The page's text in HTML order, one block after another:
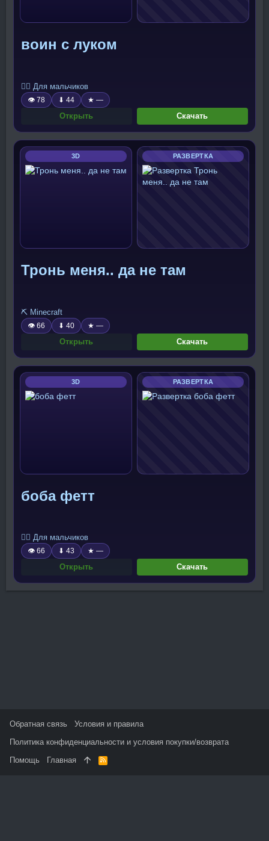
воин с луком
🧍‍♂️ Для мальчиков
👁 78 ⬇ 44 ★ —
Открыть Скачать
3D РАЗВЕРТКА
Тронь меня.. да не там
⛏️ Minecraft
👁 66 ⬇ 40 ★ —
Открыть Скачать
3D РАЗВЕРТКА
боба фетт
🧍‍♂️ Для мальчиков
👁 66 ⬇ 43 ★ —
Открыть Скачать
Обратная связь
Условия и правила
Политика конфиденциальности и условия покупки/возврата
Помощь
Главная
R